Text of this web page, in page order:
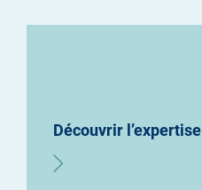
Découvrir l’expertise